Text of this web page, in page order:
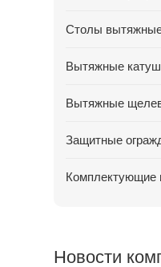
Столы
Вытяжные
Вытяжные
Защитные
Комплектующие
Новости